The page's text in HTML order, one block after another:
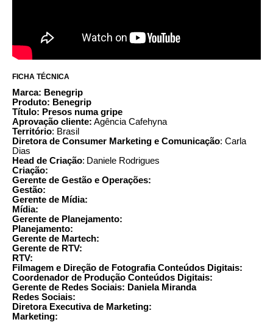
FICHA TÉCNICA
Marca: Benegrip
Produto: Benegrip
Título: Presos numa gripe
Aprovação cliente: Agência Cafehyna
Território: Brasil
Diretora de Consumer Marketing e Comunicação: Carla
Dias
Head de Criação: Daniele Rodrigues
Criação:
Gerente de Gestão e Operações:
Gestão:
Gerente de Mídia:
Mídia:
Gerente de Planejamento:
Planejamento:
Gerente de Martech:
Gerente de RTV:
RTV:
Filmagem e Direção de Fotografia Conteúdos Digitais:
Coordenador de Produção Conteúdos Digitais:
Gerente de Redes Sociais: Daniela Miranda
Redes Sociais:
Diretora Executiva de Marketing:
Marketing: